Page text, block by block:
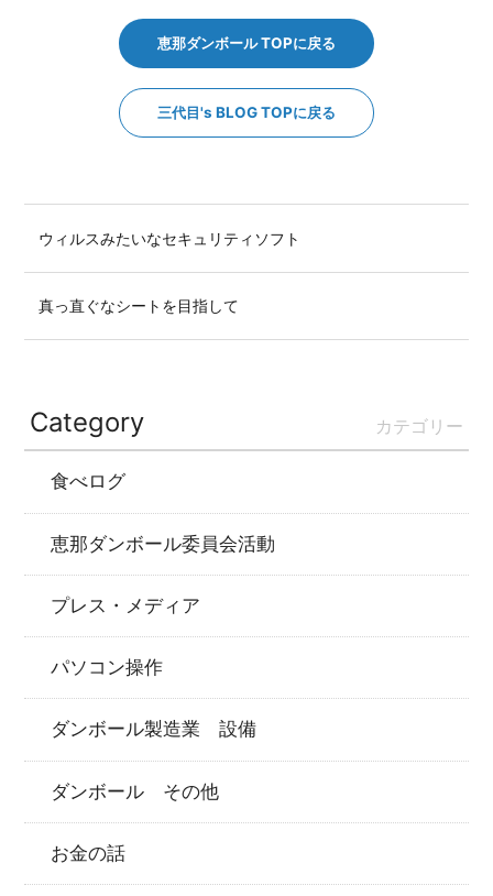
恵那ダンボール TOPに戻る
三代目's BLOG TOPに戻る
ウィルスみたいなセキュリティソフト
真っ直ぐなシートを目指して
Category カテゴリー
食べログ
恵那ダンボール委員会活動
プレス・メディア
パソコン操作
ダンボール製造業 設備
ダンボール その他
お金の話